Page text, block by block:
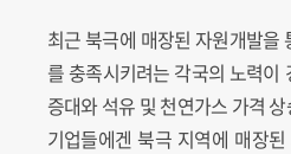
최근 북극에 매장된 자원개발을
를 충족시키려는 각국의 노력이
증대와 석유 및 천연가스 가격
기업들에겐 북극 지역에 매장